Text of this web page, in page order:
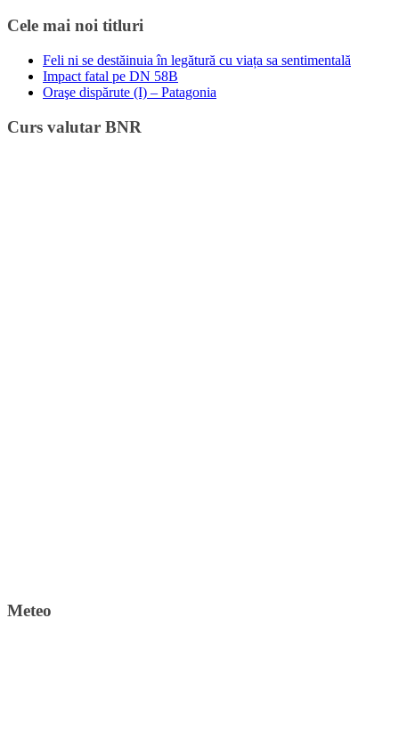
Cele mai noi titluri
Feli ni se destăinuia în legătură cu viața sa sentimentală
Impact fatal pe DN 58B
Oraşe dispărute (I) – Patagonia
Curs valutar BNR
Meteo